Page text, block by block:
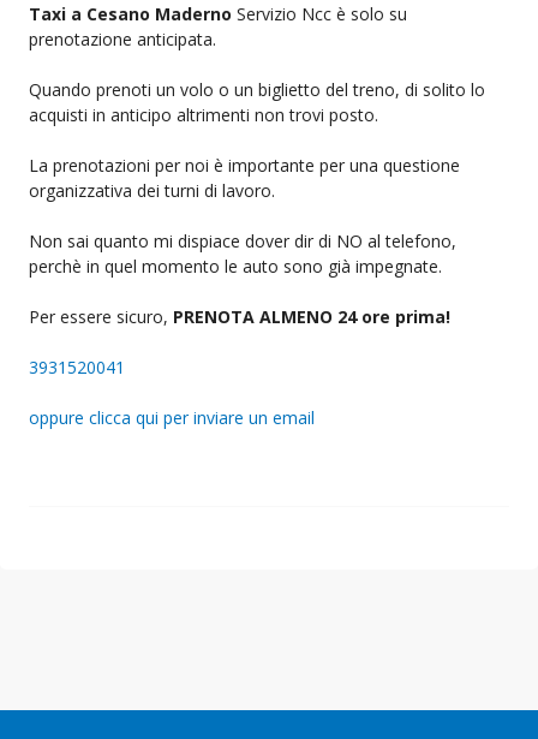
Taxi a Cesano Maderno Servizio Ncc è solo su
prenotazione anticipata.
Quando prenoti un volo o un biglietto del treno, di solito lo
acquisti in anticipo altrimenti non trovi posto.
La prenotazioni per noi è importante per una questione
organizzativa dei turni di lavoro.
Non sai quanto mi dispiace dover dir di NO al telefono,
perchè in quel momento le auto sono già impegnate.
Per essere sicuro, PRENOTA ALMENO 24 ore prima!
3931520041
oppure clicca qui per inviare un email